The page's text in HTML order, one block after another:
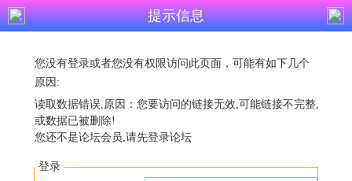
提示信息
您没有登录或者您没有权限访问此页面，可能有如下几个
原因:
读取数据错误,原因：您要访问的链接无效,可能链接不完整,
或数据已被删除!
您还不是论坛会员,请先登录论坛
登录